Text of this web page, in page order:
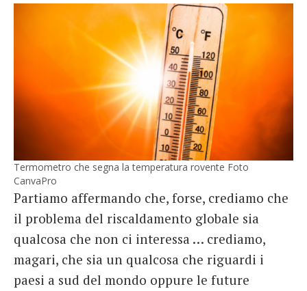
Termometro che segna la temperatura rovente Foto
CanvaPro
Partiamo affermando che, forse, crediamo che
il problema del riscaldamento globale sia
qualcosa che non ci interessa … crediamo,
magari, che sia un qualcosa che riguardi i
paesi a sud del mondo oppure le future